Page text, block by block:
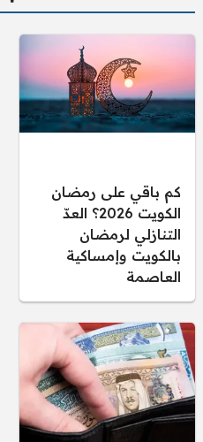
كم باقي على رمضان
الكويت 2026؟ العدّ
التنازلي لرمضان
بالكويت وإمساكية
العاصمة